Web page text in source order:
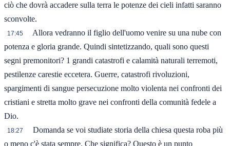
ciò che dovrà accadere sulla terra le potenze dei cieli infatti saranno
sconvolte.
17:45
Allora vedranno il figlio dell'uomo venire su una nube con
potenza e gloria grande. Quindi sintetizzando, quali sono questi
segni premonitori? 1 grandi catastrofi e calamità naturali terremoti,
pestilenze carestie eccetera. Guerre, catastrofi rivoluzioni,
spargimenti di sangue persecuzione molto violenta nei confronti dei
cristiani e stretta molto grave nei confronti della comunità fedele a
Dio.
18:27
Domanda se voi studiate storia della chiesa questa roba più
o meno c'è stata sempre. Che significa? Questo è un punto